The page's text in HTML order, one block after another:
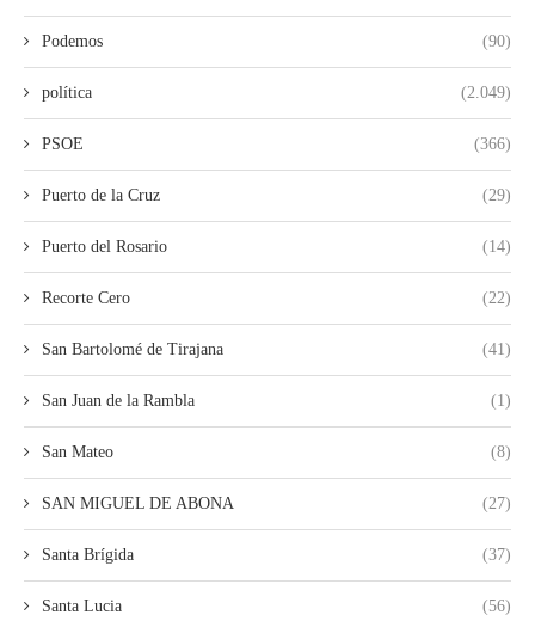
Podemos (90)
política (2.049)
PSOE (366)
Puerto de la Cruz (29)
Puerto del Rosario (14)
Recorte Cero (22)
San Bartolomé de Tirajana (41)
San Juan de la Rambla (1)
San Mateo (8)
SAN MIGUEL DE ABONA (27)
Santa Brígida (37)
Santa Lucia (56)